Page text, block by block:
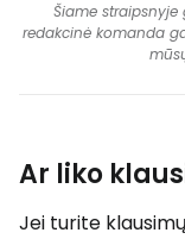
Šiame
redakcinė komanda
Ar liko
Jei turite